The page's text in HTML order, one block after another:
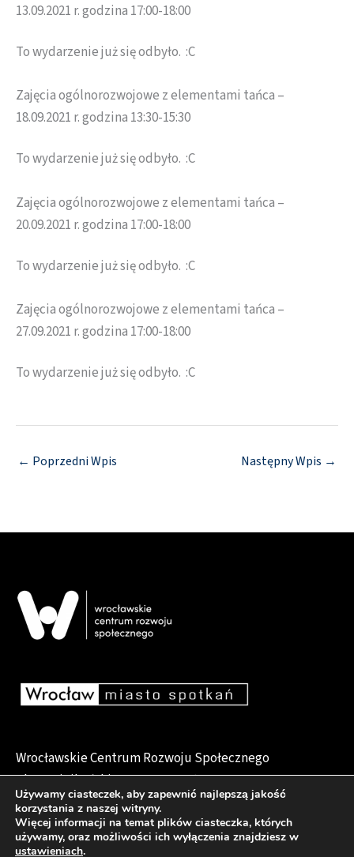
13.09.2021 r. godzina 17:00-18:00
To wydarzenie już się odbyło. :C
Zajęcia ogólnorozwojowe z elementami tańca –
18.09.2021 r. godzina 13:30-15:30
To wydarzenie już się odbyło. :C
Zajęcia ogólnorozwojowe z elementami tańca –
20.09.2021 r. godzina 17:00-18:00
To wydarzenie już się odbyło. :C
Zajęcia ogólnorozwojowe z elementami tańca –
27.09.2021 r. godzina 17:00-18:00
To wydarzenie już się odbyło. :C
← Poprzedni Wpis Następny Wpis →
Wrocławskie Centrum Rozwoju Społecznego
pl. Dominikański 6, 50-159 Wrocław
Deklaracja dostępności
Używamy ciasteczek, aby zapewnić najlepszą jakość
korzystania z naszej witryny.
Więcej informacji na temat plików ciasteczka, których
używamy, oraz możliwości ich wyłączenia znajdziesz w
ustawieniach.